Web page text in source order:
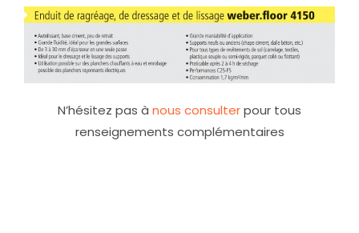
N’hésitez pas à nous consulterpour tous
renseignements complémentaires